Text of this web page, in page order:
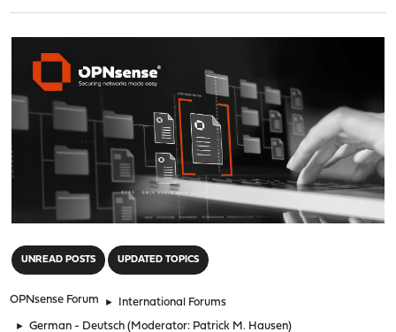
UNREAD POSTS UPDATED TOPICS
OPNsense Forum ► International Forums
► German - Deutsch (Moderator: Patrick M. Hausen)